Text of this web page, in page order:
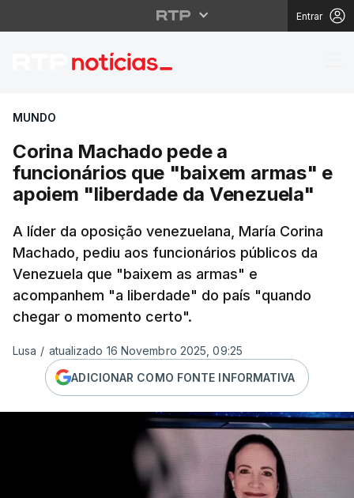
Entrar
Corina Machado
MUNDO
Corina Machado pede a
funcionários que "baixem armas" e
apoiem "liberdade da Venezuela"
A líder da oposição venezuelana, María Corina
Machado, pediu aos funcionários públicos da
Venezuela que "baixem as armas" e
acompanhem "a liberdade" do país "quando
chegar o momento certo".
Lusa / atualizado 16 Novembro 2025, 09:25
ADICIONAR COMO FONTE INFORMATIVA